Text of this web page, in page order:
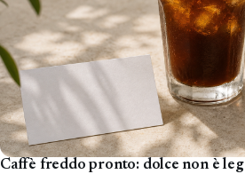
Caffè freddo pronto: dolce non è